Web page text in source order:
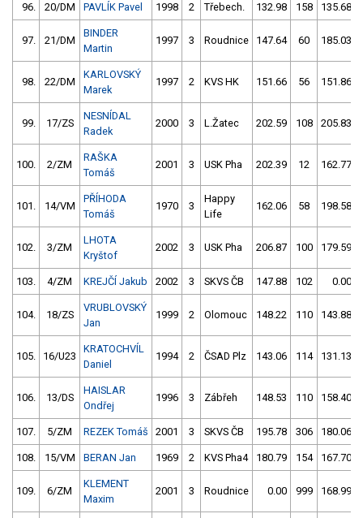
96. 20/DM PAVLÍK Pavel 1998 2 Třebech. 132.98 158 135.68
97. 21/DM
BINDER
Martin
1997 3 Roudnice 147.64 60 185.03
98. 22/DM
KARLOVSKÝ
Marek
1997 2 KVS HK 151.66 56 151.86
99. 17/ZS
NESNÍDAL
Radek
2000 3 L.Žatec 202.59 108 205.83
100. 2/ZM
RAŠKA
Tomáš
2001 3 USK Pha 202.39 12 162.77
101. 14/VM
PŘÍHODA
Tomáš
1970 3
Happy
Life
162.06 58 198.58
102. 3/ZM
LHOTA
Kryštof
2002 3 USK Pha 206.87 100 179.59
103. 4/ZM KREJČÍ Jakub 2002 3 SKVS ČB 147.88 102 0.00
104. 18/ZS
VRUBLOVSKÝ
Jan
1999 2 Olomouc 148.22 110 143.88
105. 16/U23
KRATOCHVÍL
Daniel
1994 2 ČSAD Plz 143.06 114 131.13
106. 13/DS
HAISLAR
Ondřej
1996 3 Zábřeh 148.53 110 158.40
107. 5/ZM REZEK Tomáš 2001 3 SKVS ČB 195.78 306 180.06
108. 15/VM BERAN Jan 1969 2 KVS Pha4 180.79 154 167.70
109. 6/ZM
KLEMENT
Maxim
2001 3 Roudnice 0.00 999 168.99